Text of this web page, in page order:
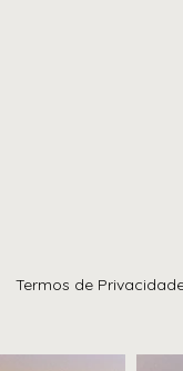
Termos de